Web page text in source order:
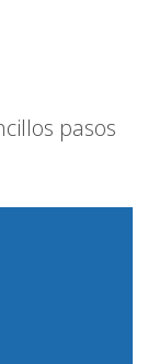
pasos